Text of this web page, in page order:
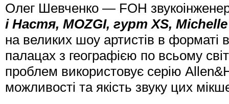
Олег Шевченко — FOH звукоінженер
і Настя, MOZGI, гурт XS,
на великих шоу артистів в форматі
палацах з географією по всьому
проблем використовує серію
можливості та якість звуку цих